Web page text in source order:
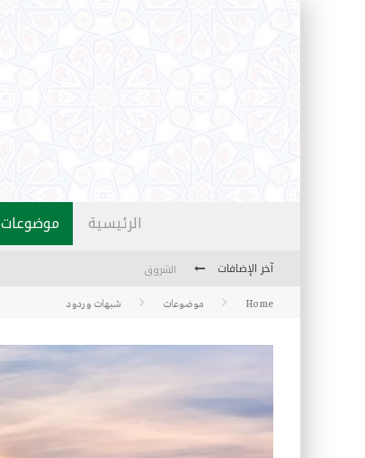
الرئيسية موضوعات
آخر الإضافات
الشروق
المثقفون المتعلقون بالأماني والخيالات
تضحيات خدام الإسلام المعاصرين
كتاب معراج الروح الصلاة: 32-مراتب الطهارة في الصلاة
Home موضوعات شبهات وردود